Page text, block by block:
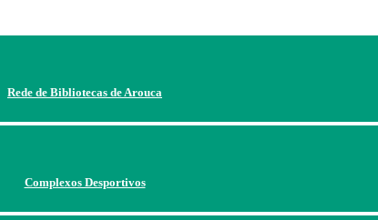
Rede de Bibliotecas de Arouca
Complexos Desportivos